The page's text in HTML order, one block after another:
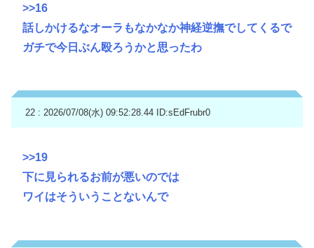
>>16
話しかけるなオーラもなかなか神経逆撫でしてくるで
ガチで今日ぶん殴ろうかと思ったわ
22 : 2026/07/08(水) 09:52:28.44 ID:sEdFrubr0
>>19
下に見られるお前が悪いのでは
ワイはそういうことないんで